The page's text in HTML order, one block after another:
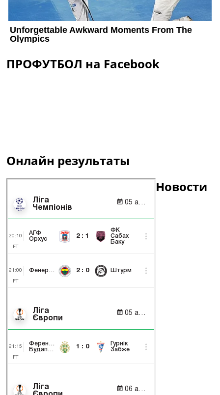
ПРОФУТБОЛ на Facebook
Онлайн результаты
Новости